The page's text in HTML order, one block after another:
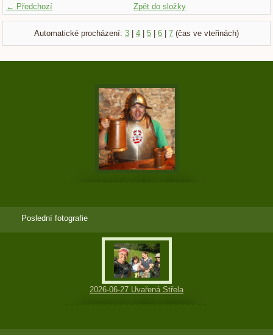
← Předchozí Zpět do složky
Automatické procházení: 3 | 4 | 5 | 6 | 7 (čas ve vteřinách)
Poslední fotografie
2026-06-27 Uvařená Střela